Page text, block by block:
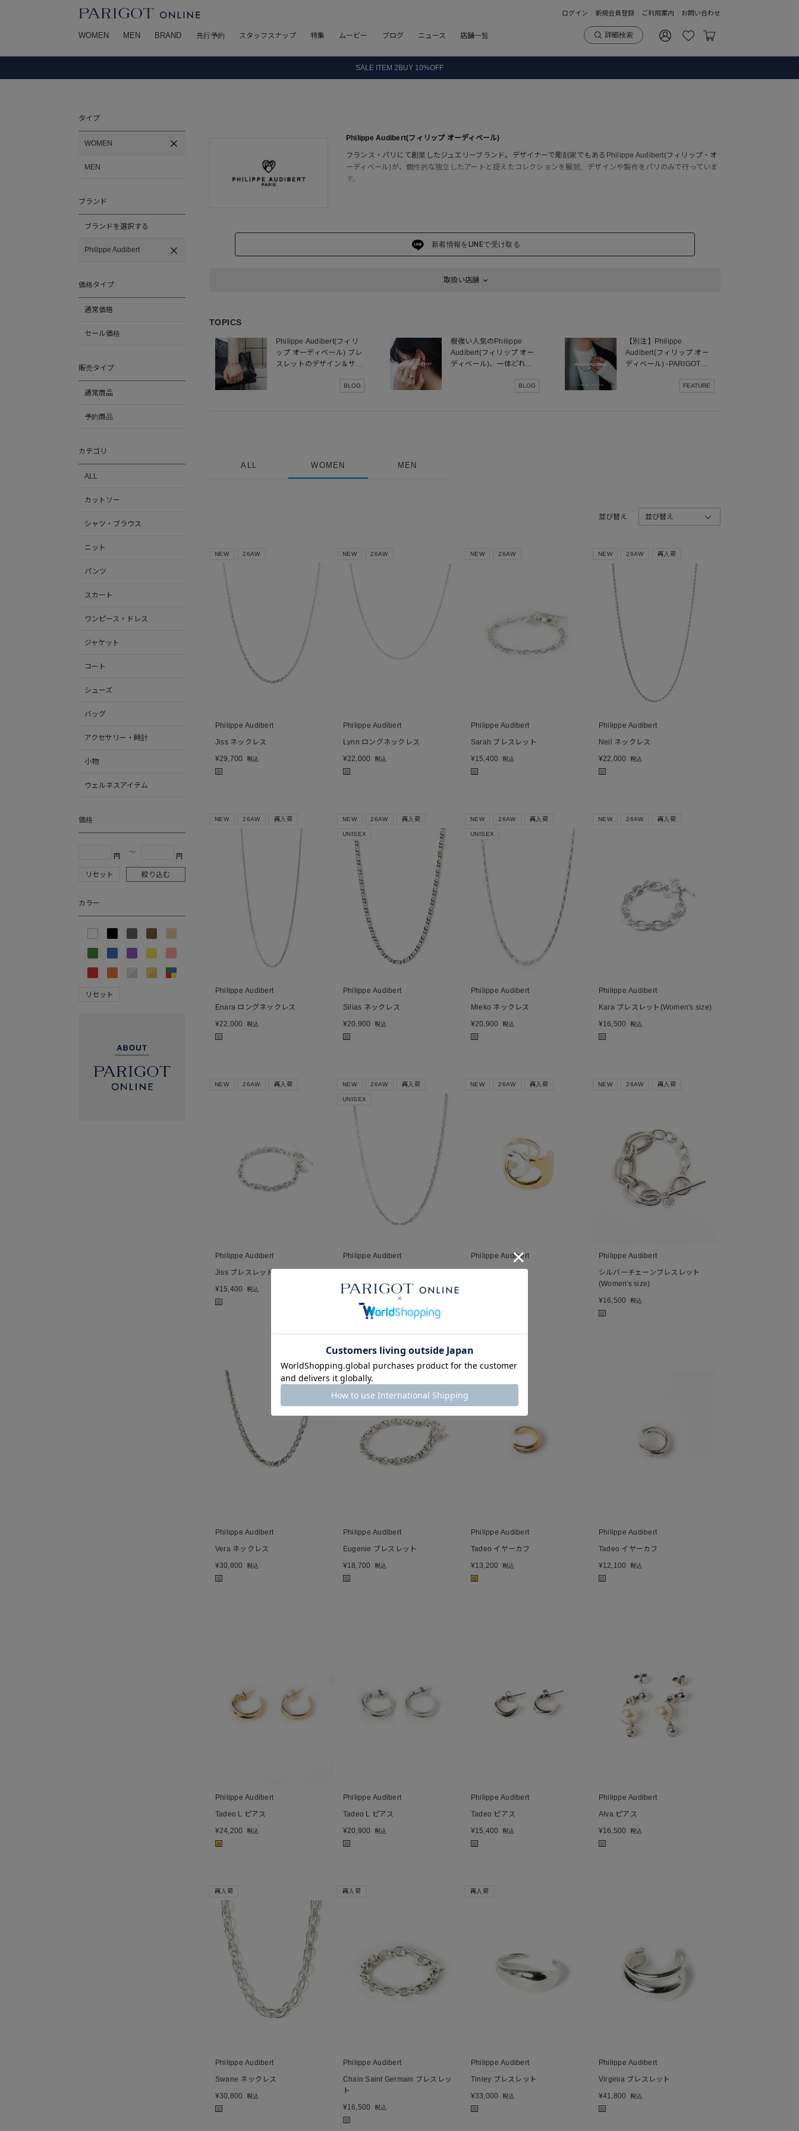
ログイン 新規会員登録 ご利用案内 お問い合わせ
WOMEN MEN BRAND 先行予約 スタッフスナップ 特集 ムービー ブログ ニュース 店舗一覧 詳細検索
全国送料無料｜全品正規取扱
タイプ
WOMEN
MEN
ブランド
ブランドを選択する
Philippe Audibert
価格タイプ
通常価格
セール価格
販売タイプ
通常商品
予約商品
カテゴリ
ALL
カットソー
シャツ・ブラウス
ニット
パンツ
スカート
ワンピース・ドレス
ジャケット
コート
シューズ
バッグ
アクセサリー・時計
小物
ウェルネスアイテム
価格
円
〜
円
リセット 絞り込む
カラー
リセット
Philippe Audibert(フィリップ オーディベール)
フランス・パリにて創業したジュエリーブランド。デザイナーで彫刻家でもあるPhilippe Audibert(フィリップ・オ
ーディベール)が、個性的な独立したアートと捉えたコレクションを展開。デザインや製作をパリのみで行っていま
す。
新着情報をLINEで受け取る
取扱い店舗
TOPICS
Philippe Audibert(フィリ
ップ オーディベール) ブレ
スレットのデザイン＆サイ
BLOG
根強い人気のPhilippe
Audibert(フィリップ オー
ディベール)、一体どれが
BLOG
【別注】Philippe
Audibert(フィリップ オー
ディベール) -PARIGOT
FEATURE
ALL WOMEN MEN
並び替え 並び替え
NEW 26AW
Philippe Audibert
Jiss ネックレス
¥29,700 税込
■
NEW 26AW
Philippe Audibert
Lynn ロングネックレス
¥22,000 税込
■
NEW 26AW
Philippe Audibert
Sarah ブレスレット
¥15,400 税込
■
NEW 26AW 再入荷
Philippe Audibert
Neil ネックレス
¥22,000 税込
■
NEW 26AW 再入荷
Philippe Audibert
Enara ロングネックレス
¥22,000 税込
■
NEW 26AW 再入荷
UNISEX
Philippe Audibert
Silias ネックレス
¥20,900 税込
■
NEW 26AW 再入荷
UNISEX
Philippe Audibert
Mieko ネックレス
¥20,900 税込
■
NEW 26AW 再入荷
Philippe Audibert
Kara ブレスレット(Women's size)
¥16,500 税込
■
NEW 26AW 再入荷
Philippe Audibert
Jiss ブレスレット(Women's size)
¥15,400 税込
■
NEW 26AW 再入荷
UNISEX
Philippe Audibert
¥19,800 税込
NEW 26AW 再入荷
Philippe Audibert
NEW 26AW 再入荷
Philippe Audibert
シルバーチェーンブレスレット
(Women's size)
¥16,500 税込
■
Philippe Audibert
Vera ネックレス
¥30,800 税込
■
Philippe Audibert
Eugenie ブレスレット
¥18,700 税込
■
Philippe Audibert
Tadeo イヤーカフ
¥13,200 税込
■
Philippe Audibert
Tadeo イヤーカフ
¥12,100 税込
■
Philippe Audibert
Tadeo L ピアス
¥24,200 税込
■
Philippe Audibert
Tadeo L ピアス
¥20,900 税込
■
Philippe Audibert
Tadeo ピアス
¥15,400 税込
■
Philippe Audibert
Alva ピアス
¥16,500 税込
■
再入荷
Philippe Audibert
Swane ネックレス
¥30,800 税込
■
再入荷
Philippe Audibert
Chain Saint Germain ブレスレッ
ト
¥16,500 税込
■
再入荷
Philippe Audibert
Tinley ブレスレット
¥33,000 税込
■
Philippe Audibert
Virginia ブレスレット
¥41,800 税込
■